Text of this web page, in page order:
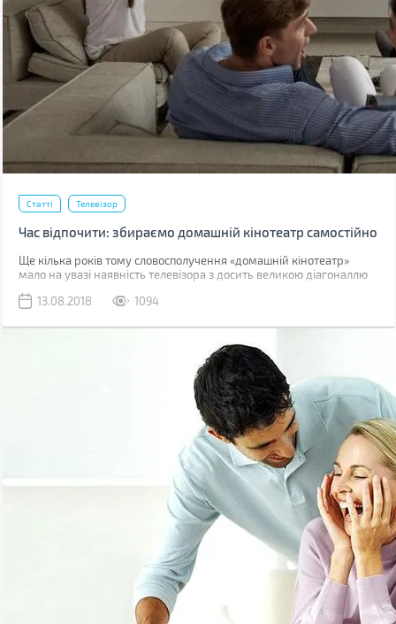
Статті Телевізор
Час відпочити: збираємо домашній кінотеатр самостійно
Ще кілька років тому словосполучення «домашній кінотеатр»
мало на увазі наявність телевізора з досить великою діагоналлю
Проектор ж був або занадто дорогим, або занадто поганим за
кардинально, що якісний Full HD-проектор може коштувати
дешевше телевізора з великою діагоналлю.
13.08.2018 1094